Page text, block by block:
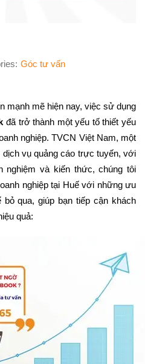
Góc tư vấn
mạnh mẽ hiện nay, việc sử dụng
đã trở thành một yếu tố thiết yếu
nghiệp. TVCN Việt Nam, một
vụ quảng cáo trực tuyến, với
nghiệm và kiến thức, chúng tôi
nghiệp tại Huế với những ưu
qua, giúp bạn tiếp cận khách
quả: